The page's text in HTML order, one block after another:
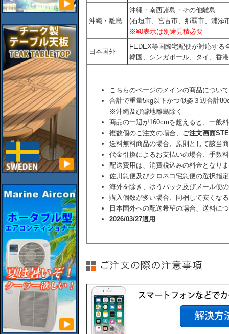
沖縄・離島
沖縄・南西諸島・その他離島
(石垣市、宮古市、那覇市、浦添
※¥0表示は別途見積必要
日本国外
FEDEX等国際宅配便が対応す
韓国、シンガポール、タイ、香
こちらのページのメインの商品につい
合計で重量5kg以下かつ似姿３辺合計
※沖縄及び僻地離島除く
商品の一辺が160cmを超えると、一般
複数個のご注文の場合、 ご注文画面
送料無料商品の場合、原則として該当
代金引換によるお支払いの場合、手数
配送費用は、消費税込みの料金となり
佐川急便及びクロネコ宅急便の選択指
海外を除き、ゆうパック及びメール便
購入個数が多い場合、同梱して安くな
日本国外への配送希望の場合、送料に
2026/03/27適用